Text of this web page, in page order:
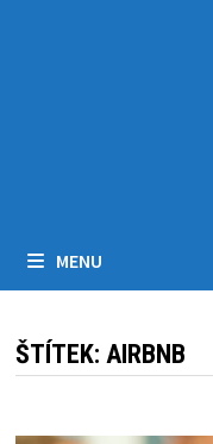
MENU
ŠTÍTEK: AIRBNB